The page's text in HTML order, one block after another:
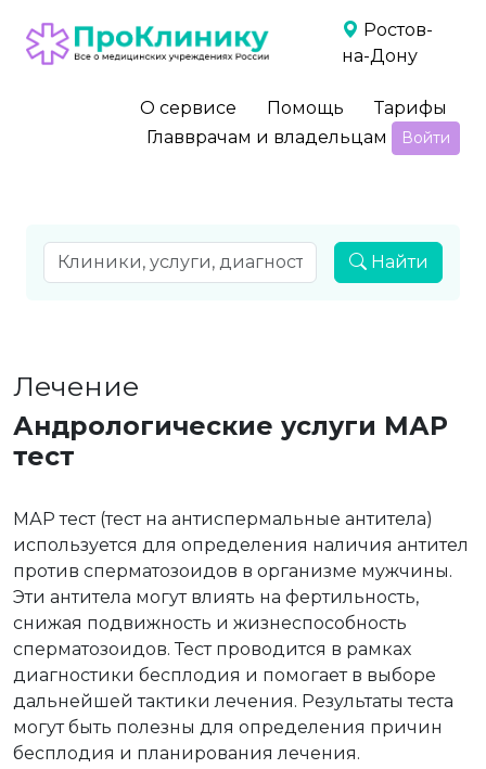
Ростов-
на-Дону
О сервисе Помощь
Тарифы
Главврачам и владельцам
Войти
Найти
Лечение
Андрологические услуги МАР
тест
МАР тест (тест на антиспермальные антитела)
используется для определения наличия антител
против сперматозоидов в организме мужчины.
Эти антитела могут влиять на фертильность,
снижая подвижность и жизнеспособность
сперматозоидов. Тест проводится в рамках
диагностики бесплодия и помогает в выборе
дальнейшей тактики лечения. Результаты теста
могут быть полезны для определения причин
бесплодия и планирования лечения.